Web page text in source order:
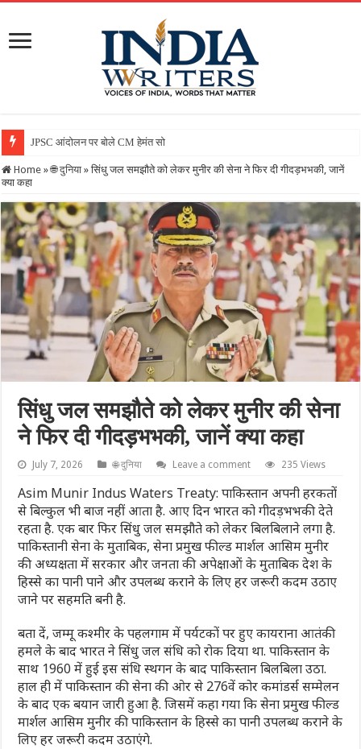
JPSC आंदोलन पर बोले CM हेमंत सोरेन, कहा- सरकार गंभीर, जांच जारी
Home » 🌐 दुनिया » सिंधु जल समझौते को लेकर मुनीर की सेना ने फिर दी गीदड़भभकी, जानें
क्या कहा
सिंधु जल समझौते को लेकर मुनीर की सेना
ने फिर दी गीदड़भभकी, जानें क्या कहा
July 7, 2026 🌐 दुनिया Leave a comment 235 Views
Asim Munir Indus Waters Treaty: पाकिस्तान अपनी हरकतों
से बिल्कुल भी बाज नहीं आता है. आए दिन भारत को गीदड़भभकी देते
रहता है. एक बार फिर सिंधु जल समझौते को लेकर बिलबिलाने लगा है.
पाकिस्तानी सेना के मुताबिक, सेना प्रमुख फील्ड मार्शल आसिम मुनीर
की अध्यक्षता में सरकार और जनता की अपेक्षाओं के मुताबिक देश के
हिस्से का पानी पाने और उपलब्ध कराने के लिए हर जरूरी कदम उठाए
जाने पर सहमति बनी है.
बता दें, जम्मू कश्मीर के पहलगाम में पर्यटकों पर हुए कायराना आतंकी
हमले के बाद भारत ने सिंधु जल संधि को रोक दिया था. पाकिस्तान के
साथ 1960 में हुई इस संधि स्थगन के बाद पाकिस्तान बिलबिला उठा.
हाल ही में पाकिस्तान की सेना की ओर से 276वें कोर कमांडर्स सम्मेलन
के बाद एक बयान जारी हुआ है. जिसमें कहा गया कि सेना प्रमुख फील्ड
मार्शल आसिम मुनीर की पाकिस्तान के हिस्से का पानी उपलब्ध कराने के
लिए हर जरूरी कदम उठाएंगे.